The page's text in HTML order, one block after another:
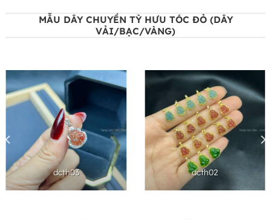
MẪU DÂY CHUYỀN TỲ HƯU TÓC ĐỎ (DÂY
VẢI/BẠC/VÀNG)
dcth03 dcth02